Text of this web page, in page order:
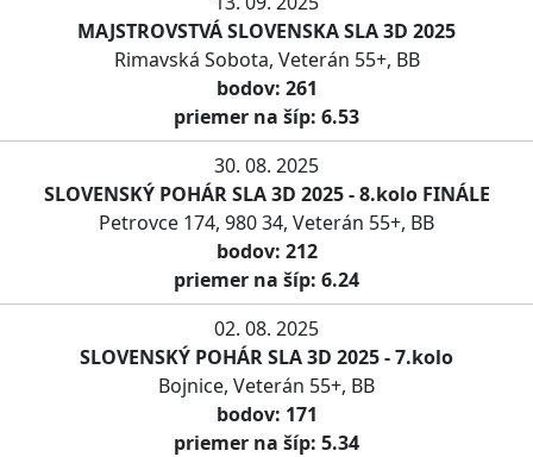
MAJSTROVSTVÁ SLOVENSKA SLA 3D 2025
Rimavská Sobota, Veterán 55+, BB
bodov: 261
priemer na šíp: 6.53
30. 08. 2025
SLOVENSKÝ POHÁR SLA 3D 2025 - 8.kolo FINÁLE
Petrovce 174, 980 34, Veterán 55+, BB
bodov: 212
priemer na šíp: 6.24
02. 08. 2025
SLOVENSKÝ POHÁR SLA 3D 2025 - 7.kolo
Bojnice, Veterán 55+, BB
bodov: 171
priemer na šíp: 5.34